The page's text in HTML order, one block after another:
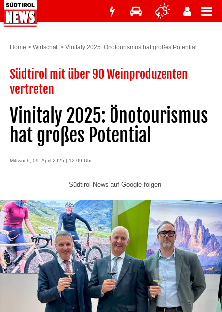
Home > Wirtschaft> Vinitaly 2025: Önotourismus hat großes Potential
Südtirol mit über 90 Weinproduzenten
vertreten
Vinitaly 2025: Önotourismus
hat großes Potential
Mittwoch, 09. April 2025 | 12:09 Uhr
Südtirol News auf Google folgen